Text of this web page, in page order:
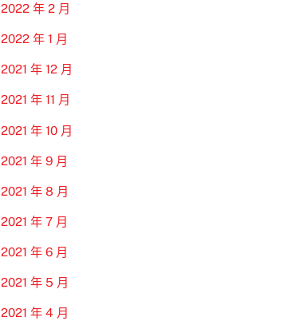
2022 年 2 月
2022 年 1 月
2021 年 12 月
2021 年 11 月
2021 年 10 月
2021 年 9 月
2021 年 8 月
2021 年 7 月
2021 年 6 月
2021 年 5 月
2021 年 4 月